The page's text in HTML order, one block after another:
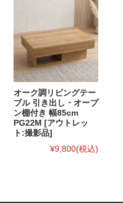
オーク調リビングテー
ブル 引き出し・オープ
ン棚付き 幅85cm
PG22M [アウトレッ
ト:撮影品]
¥9,800(税込)